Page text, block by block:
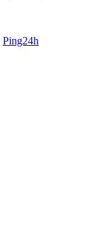
Ping24h